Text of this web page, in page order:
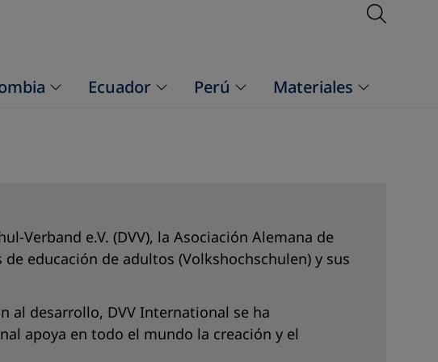
Open
Ecuador Perú Materiales
Verband e.V. (DVV), la Asociación Alemana de
educación de adultos (Volkshochschulen) y sus
al desarrollo, DVV International se ha
apoya en todo el mundo la creación y el